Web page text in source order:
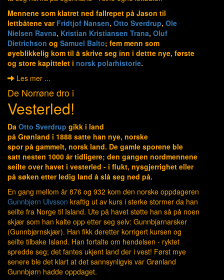
Mennene som klatret ned fallrepet på Jason til
lettbåtene var Fridtjof Nansen, Otto Sverdrup, Ole
Nielsen Ravna, Kristian Kristiansen Trana, Oluf
Dietrichson og Samuel Balto; fem menn som
øyeblikkelig kom til å skrive seg inn i dettte nye, første
og store kapittelet i norsk polarhistorie.
Les mer ...
De Norrøne dro i
Vesterled!
Da Otto Sverdrup gikk i land
på Grønland i 1888 satte han nye, norske
spor på gammelt, norsk land. De gamle sporene ble
satt nesten 1000 år tidligere; den gangen nordmennene
seilte over havet i vesterled - i flukt, nysgjerrighet eller
på søken etter ledig land å slå seg ned på.
En gang mellom år 876 og 932 kom den norske oppdageren
Gunnbjørn Ulvsson kraftig ut av kurs i sterke stormer da han
seilte fra Norge til Island. Ute på havet støtte han så på noen
skjær som han kalte opp etter seg selv: Gunnbjarnarsker
(Gunnbjørnskjær). Han fikk deretter korrigert kursen og
seilte tilbake Island. Han fortalte om hendelsen - ryktet
spredde seg; det fantes ukjent land der i vest! Først mye
senere ble det klart at det sannsynligvis var Grønland
Gunnbjørn hadde oppdaget.